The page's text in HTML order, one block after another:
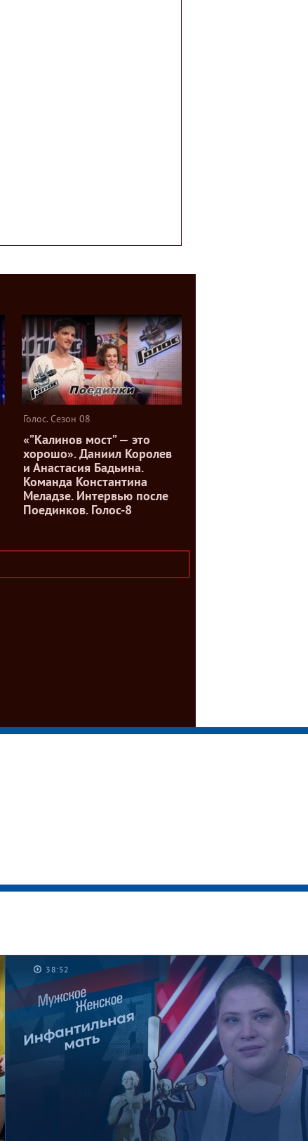
Голос. Сезон 08
«”Калинов мост” — это
хорошо». Даниил Королев
и Анастасия Бадьина.
Команда Константина
Меладзе. Интервью после
Поединков. Голос-8
38:52